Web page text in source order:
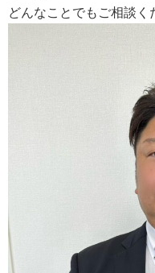
どんなことでもご相談く